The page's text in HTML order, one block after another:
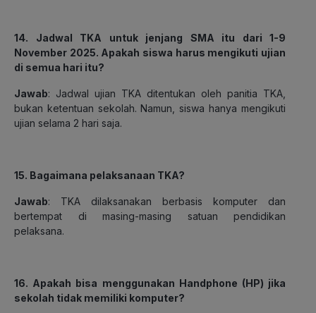
14. Jadwal TKA untuk jenjang SMA itu dari 1-9
November 2025. Apakah siswa harus mengikuti ujian
di semua hari itu?
Jawab: Jadwal ujian TKA ditentukan oleh panitia TKA,
bukan ketentuan sekolah. Namun, siswa hanya mengikuti
ujian selama 2 hari saja.
15. Bagaimana pelaksanaan TKA?
Jawab: TKA dilaksanakan berbasis komputer dan
bertempat di masing-masing satuan pendidikan
pelaksana.
16. Apakah bisa menggunakan Handphone (HP) jika
sekolah tidak memiliki komputer?